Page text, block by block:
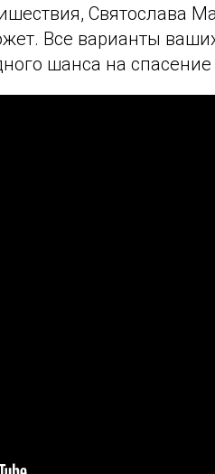
Святослава
Все варианты
шанса на